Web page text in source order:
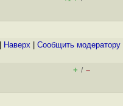
Наверх Cообщить модератору
+ / –